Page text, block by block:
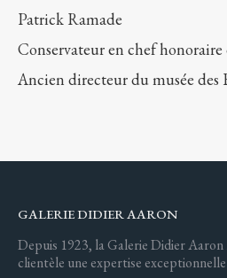
Patrick Ramade
Conservateur en chef
Ancien directeur du musée des
GALERIE DIDIER AARON
Depuis 1923, la Galerie Didier Aaron
clientèle une expertise